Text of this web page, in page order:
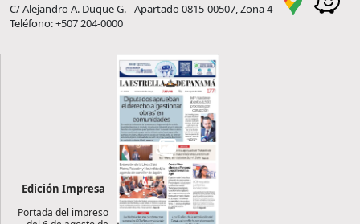
C/ Alejandro A. Duque G. - Apartado 0815-00507, Zona 4
Teléfono: +507 204-0000
Edición Impresa
Portada del impreso